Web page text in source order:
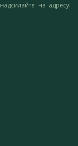
на адресу: